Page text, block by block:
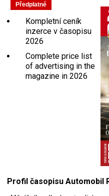
Kompletní ceník
inzerce v časopisu
2026
Complete price list
of advertising in the
magazine in 2026
Profil časopisu Automobil